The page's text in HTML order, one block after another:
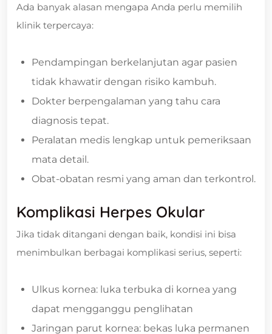
Ada banyak alasan mengapa Anda perlu memilih
klinik terpercaya:
Pendampingan berkelanjutan agar pasien
tidak khawatir dengan risiko kambuh.
Dokter berpengalaman yang tahu cara
diagnosis tepat.
Peralatan medis lengkap untuk pemeriksaan
mata detail.
Obat-obatan resmi yang aman dan terkontrol.
Komplikasi Herpes Okular
Jika tidak ditangani dengan baik, kondisi ini bisa
menimbulkan berbagai komplikasi serius, seperti:
Ulkus kornea: luka terbuka di kornea yang
dapat mengganggu penglihatan
Jaringan parut kornea: bekas luka permanen